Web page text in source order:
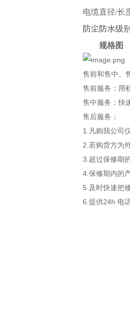
电缆直径/长
防尘防水级
规格图
售前和售中、
售前服务：用
售中服务：快
售后服务：
1.凡购我公司
2.若购货方为
3.超过保修期
4.保修期内的
5.及时快速把
6.提供24h 电